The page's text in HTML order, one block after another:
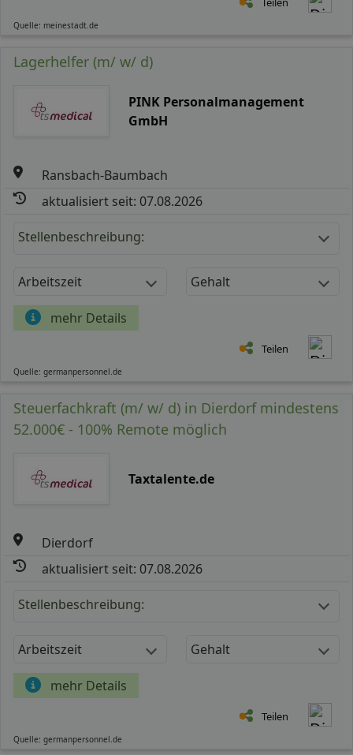
Quelle: meinestadt.de
Lagerhelfer (m/ w/ d)
PINK Personalmanagement
GmbH
Ransbach-Baumbach
aktualisiert seit: 07.08.2026
Stellenbeschreibung:
Arbeitszeit Gehalt
mehr Details
Teilen
Quelle: germanpersonnel.de
Steuerfachkraft (m/ w/ d) in Dierdorf mindestens
52.000€ - 100% Remote möglich
Taxtalente.de
Dierdorf
aktualisiert seit: 07.08.2026
Stellenbeschreibung:
Arbeitszeit Gehalt
mehr Details
Teilen
Quelle: germanpersonnel.de